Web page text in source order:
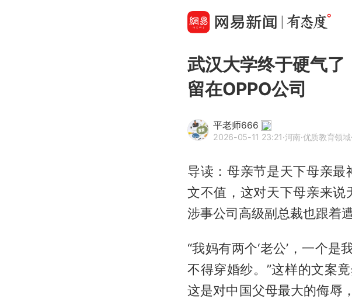
武汉大学终于硬气
留在OPPO公司
平老师666
2026-05-11 23:21·河南·优质教育领
导读：母亲节是天下母亲
文不值，这对天下母亲来说
涉事公司高级副总裁也跟着遭
“我妈有两个‘老公’，一个
不得穿婚纱。”这样的文案
这是对中国父母最大的侮辱